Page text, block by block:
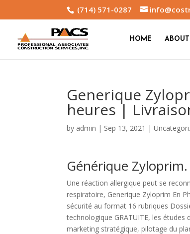
(714) 571-0287
HOME
Generique
heures |
by admin | Sep 13, 2021 |
Générique
Une réaction allergique peut se
respiratoire, Generique Zyloprim En
sécurité au format 16 rubriques
technologique GRATUITE, les études
marketing stratégique, pilotage du